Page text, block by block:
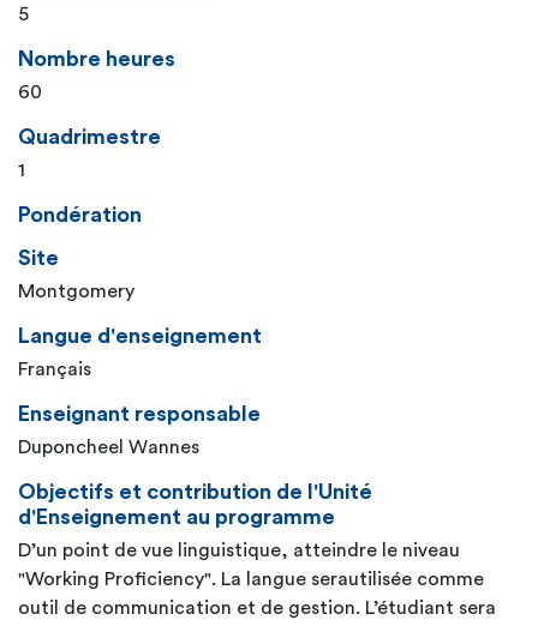
5
Nombre heures
60
Quadrimestre
1
Pondération
Site
Montgomery
Langue d'enseignement
Français
Enseignant responsable
Duponcheel Wannes
Objectifs et contribution de l'Unité
d'Enseignement au programme
D’un point de vue linguistique, atteindre le niveau
"Working Proficiency". La langue serautilisée comme
outil de communication et de gestion. L’étudiant sera